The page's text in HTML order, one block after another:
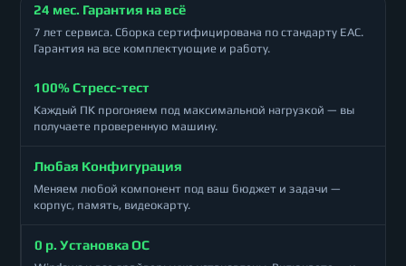
24 мес. Гарантия на всё
7 лет сервиса. Сборка сертифицирована по стандарту ЕАС.
Гарантия на все комплектующие и работу.
100% Стресс-тест
Каждый ПК прогоняем под максимальной нагрузкой — вы
получаете проверенную машину.
Любая Конфигурация
Меняем любой компонент под ваш бюджет и задачи —
корпус, память, видеокарту.
0 р. Установка ОС